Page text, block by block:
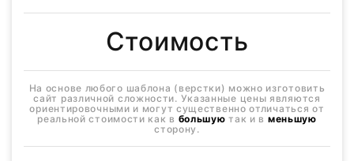
Стоимость
На основе любого шаблона (верстки) можно изготовить
сайт различной сложности. Указанные цены являются
ориентировочными и могут существенно отличаться от
реальной стоимости как в большую так и в меньшую
сторону.